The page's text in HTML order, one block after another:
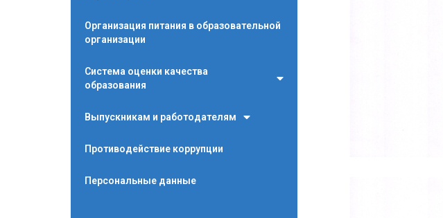
Организация питания в образовательной
организации
Система оценки качества
образования
Выпускникам и работодателям
Противодействие коррупции
Персональные данные